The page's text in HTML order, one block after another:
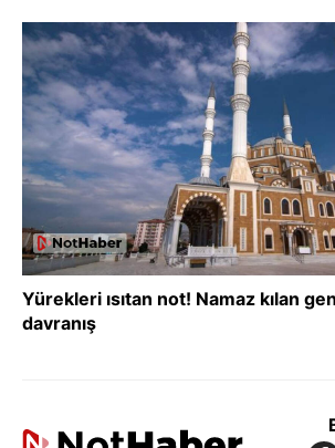
Yürekleri ısıtan not! Namaz kılan
davranış